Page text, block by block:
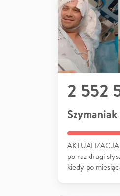
2 552
po raz drugi
kiedy po